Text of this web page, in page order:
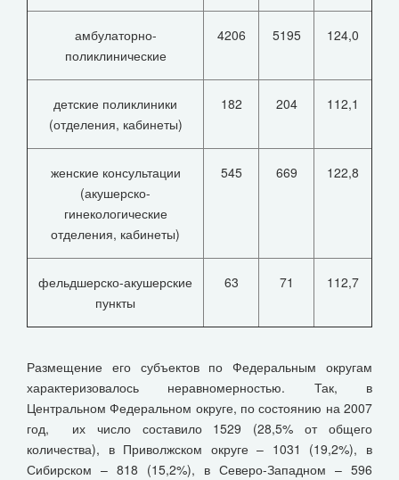
амбулаторно-
поликлинические
4206 5195 124,0
детские поликлиники
(отделения, кабинеты)
182 204 112,1
женские консультации
(акушерско-
гинекологические
отделения, кабинеты)
545 669 122,8
фельдшерско-акушерские
пункты
63 71 112,7
Размещение его субъектов по Федеральным округам
характеризовалось неравномерностью. Так, в
Центральном Федеральном округе, по состоянию на 2007
год, их число составило 1529 (28,5% от общего
количества), в Приволжском округе – 1031 (19,2%), в
Сибирском – 818 (15,2%), в Северо-Западном – 596